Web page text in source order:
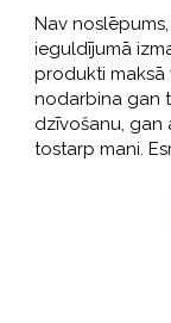
Nav
ieguldījumā
produkti maksā
nodarbina gan
dzīvošanu, gan
tostarp mani.